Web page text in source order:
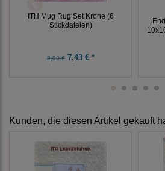
ITH Mug Rug Set Krone (6
Stickdateien)
9,90 €7,43 € *
Kunden, die diesen Artikel gekauft